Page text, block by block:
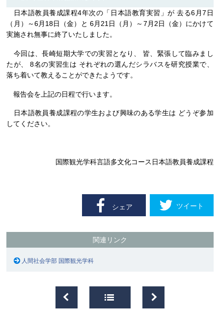
日本語教員養成課程4年次の「日本語教育実習」が 去る6月7日
（月）～6月18日（金）と 6月21日（月）～7月2日（金）にかけて
実施され無事に終了いたしました。
今回は、長崎短期大学での実習となり、 皆、緊張して臨みまし
たが、 8名の実習生は それぞれの選んだシラバスを研究授業で、
落ち着いて教えることができたようです。
報告会を上記の日程で行います。
日本語教員養成課程の学生および興味のある学生は どうぞ参加
してください。
国際観光学科言語多文化コース日本語教員養成課程
シェア ツイート
関連リンク
人間社会学部 国際観光学科